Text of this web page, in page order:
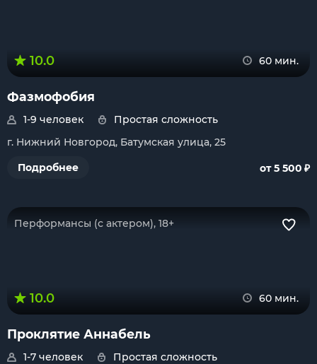
10.0 60 мин.
Фазмофобия
1-9 человек
Простая сложность
г. Нижний Новгород, Батумская улица, 25
Подробнее
от 5 500 ₽
Перформансы (с актером), 18+
10.0 60 мин.
Проклятие Аннабель
1-7 человек
Простая сложность